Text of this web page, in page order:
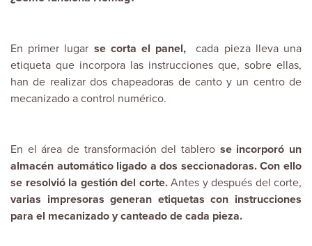
En primer lugar se corta el panel,
cada pieza lleva una
etiqueta que incorpora las instrucciones que, sobre ellas,
han de realizar dos chapeadoras de canto y un centro de
mecanizado a control numérico.
En el área de transformación del tablero se incorporó un
almacén automático ligado a dos seccionadoras. Con ello
se resolvió la gestión del corte.Antes y después del corte,
varias impresoras generan etiquetas con instrucciones
para el mecanizado y canteado de cada pieza.